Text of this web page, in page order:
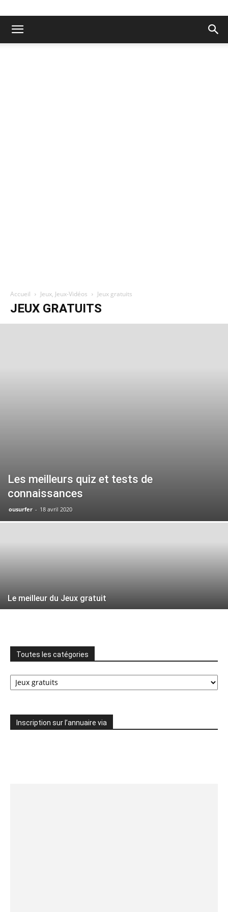
Accueil Jeux, Jeux-Vidéos Jeux gratuits
JEUX GRATUITS
Les meilleurs quiz et tests de
connaissances
ousurfer - 18 avril 2020
Le meilleur du Jeux gratuit
Toutes les catégories
Toutes
les
Inscription sur l’annuaire via